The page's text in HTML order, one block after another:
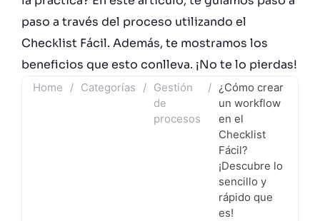
paso a través del proceso utilizando el
Checklist Fácil. Además, te mostramos los
beneficios que esto conlleva. ¡No te lo pierdas!
Home / Categorías / Gestión
de
procesos
/ ¿Cómo crear
un workflow
en el
Checklist
Fácil?
¡Descubre lo
sencillo y
rápido que
es!